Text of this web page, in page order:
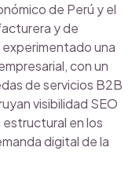
de Perú y el
y de
experimentado una
con un
de servicios B2B
visibilidad SEO
en los
digital de la